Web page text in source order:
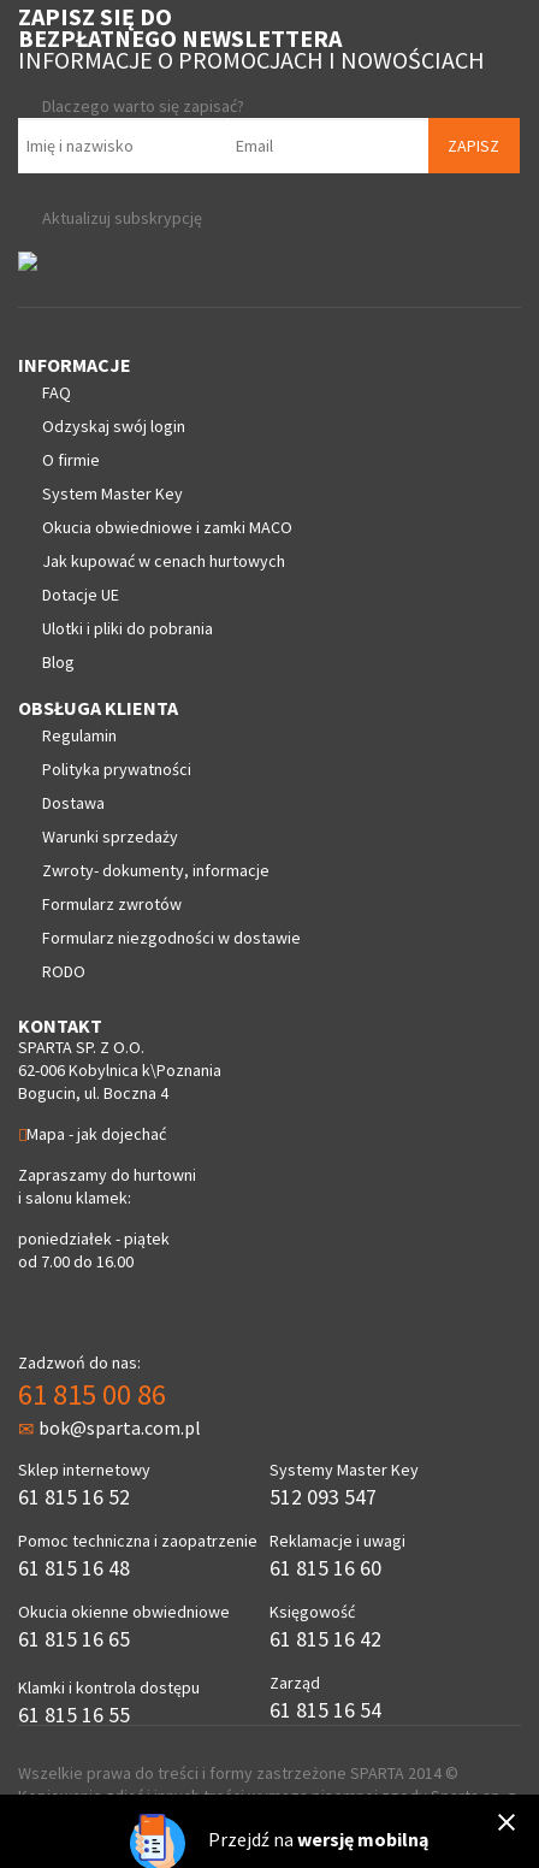
ZAPISZ SIĘ DO
BEZPŁATNEGO NEWSLETTERA
INFORMACJE O PROMOCJACH I NOWOŚCIACH
Dlaczego warto się zapisać?
ZAPISZ
Aktualizuj subskrypcję
INFORMACJE
FAQ
Odzyskaj swój login
O firmie
System Master Key
Okucia obwiedniowe i zamki MACO
Jak kupować w cenach hurtowych
Dotacje UE
Ulotki i pliki do pobrania
Blog
OBSŁUGA KLIENTA
Regulamin
Polityka prywatności
Dostawa
Warunki sprzedaży
Zwroty- dokumenty, informacje
Formularz zwrotów
Formularz niezgodności w dostawie
RODO
KONTAKT
SPARTA SP. Z O.O.
62-006 Kobylnica k\Poznania
Bogucin, ul. Boczna 4
Mapa - jak dojechać
Zapraszamy do hurtowni
i salonu klamek:
poniedziałek - piątek
od 7.00 do 16.00
Zadzwoń do nas:
61 815 00 86
bok@sparta.com.pl
Sklep internetowy
61 815 16 52
Pomoc techniczna i zaopatrzenie
61 815 16 48
Okucia okienne obwiedniowe
61 815 16 65
Klamki i kontrola dostępu
61 815 16 55
Systemy Master Key
512 093 547
Reklamacje i uwagi
61 815 16 60
Księgowość
61 815 16 42
Zarząd
61 815 16 54
Wszelkie prawa do treści i formy zastrzeżone SPARTA 2014 ©
Kopiowanie zdjęć i innych treści wymaga pisemnej zgody Sparta sp. z
realizacja
Przejdź na wersję mobilną